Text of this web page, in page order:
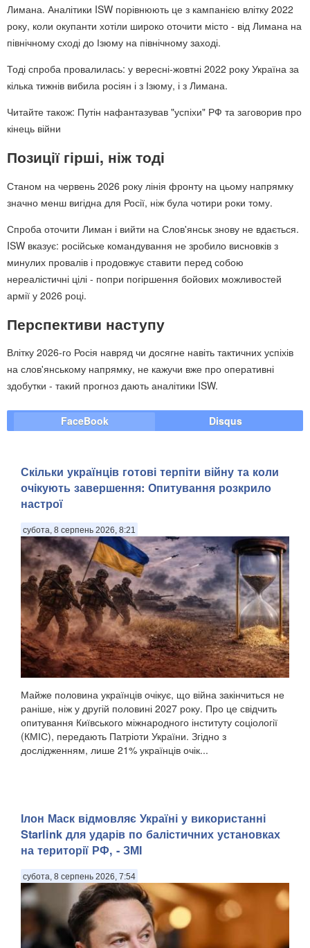
Лимана. Аналітики ISW порівнюють це з кампанією влітку 2022
року, коли окупанти хотіли широко оточити місто - від Лимана на
північному сході до Ізюму на північному заході.
Тоді спроба провалилась: у вересні-жовтні 2022 року Україна за
кілька тижнів вибила росіян і з Ізюму, і з Лимана.
Читайте також: Путін нафантазував "успіхи" РФ та заговорив про
кінець війни
Позиції гірші, ніж тоді
Станом на червень 2026 року лінія фронту на цьому напрямку
значно менш вигідна для Росії, ніж була чотири роки тому.
Спроба оточити Лиман і вийти на Слов'янськ знову не вдається.
ISW вказує: російське командування не зробило висновків з
минулих провалів і продовжує ставити перед собою
нереалістичні цілі - попри погіршення бойових можливостей
армії у 2026 році.
Перспективи наступу
Влітку 2026-го Росія навряд чи досягне навіть тактичних успіхів
на слов'янському напрямку, не кажучи вже про оперативні
здобутки - такий прогноз дають аналітики ISW.
FaceBook Disqus
Скільки українців готові терпіти війну та коли
очікують завершення: Опитування розкрило
настрої
субота, 8 серпень 2026, 8:21
Майже половина українців очікує, що війна закінчиться не
раніше, ніж у другій половині 2027 року. Про це свідчить
опитування Київського міжнародного інституту соціології
(КМІС), передають Патріоти України. Згідно з
дослідженням, лише 21% українців очік...
Ілон Маск відмовляє Україні у використанні
Starlink для ударів по балістичних установках
на території РФ, - ЗМІ
субота, 8 серпень 2026, 7:54